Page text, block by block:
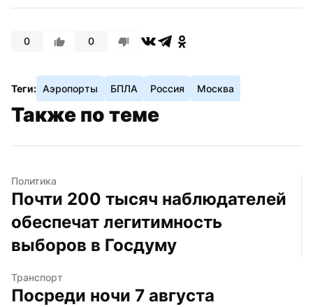
0 0
Теги: Аэропорты БПЛА Россия Москва
Также по теме
Политика
Почти 200 тысяч наблюдателей
обеспечат легитимность
выборов в Госдуму
Транспорт
Посреди ночи 7 августа